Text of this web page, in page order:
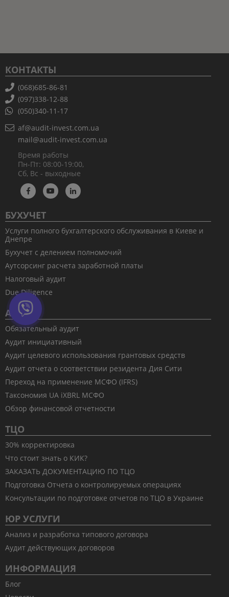
КОНТАКТЫ
(068)685-86-81
(097)338-12-88
(050)340-11-17
af@audit-invest.com.ua
mail@audit-invest.com.ua
Время работы
Пн-Пт: 08:00-19:00,
Сб, Вс - выходные
БУХУЧЕТ
Услуги полного бухгалтерского обслуживания в Киеве и
Днепре
Бухучет с делением полномочий
Аутсорсинг расчета заработной платы
Налоговый аудит
Due Diligence
АУДИТ
Обязательный аудит
Аудит инициативный
Аудит целевого использования грантовых средств
Аудит отчета о соответствии резидента Дия Сити
Переход на применение МСФО (IFRS)
Таксономия UA iXBRL МСФО
Обзор финансовой отчетности
ТЦО
30% корректировка
Что стоит знать о КИК?
ЗАКАЗАТЬ ДОКУМЕНТАЦИЮ ПО ТЦО
Подготовка Отчета о контролируемых операциях
Консультации по подготовке отчетов по ТЦО в Украине
ЮР УСЛУГИ
Анализ и разработка типового договора
Аудит действующих договоров
ИНФОРМАЦИЯ
Блог